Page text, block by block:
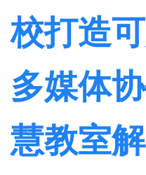
校打造
多媒体
慧教室